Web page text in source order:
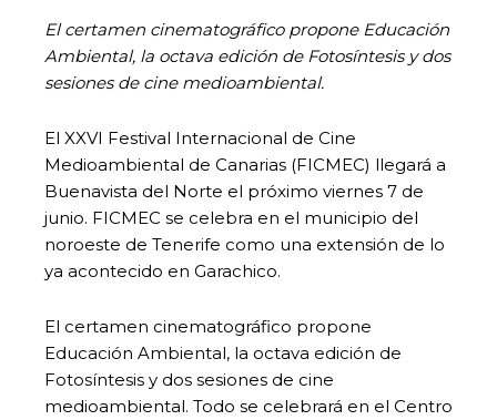
El certamen cinematográfico propone Educación
Ambiental, la octava edición de Fotosíntesis y dos
sesiones de cine medioambiental.
El XXVI Festival Internacional de Cine
Medioambiental de Canarias (FICMEC) llegará a
Buenavista del Norte el próximo viernes 7 de
junio. FICMEC se celebra en el municipio del
noroeste de Tenerife como una extensión de lo
ya acontecido en Garachico.
El certamen cinematográfico propone
Educación Ambiental, la octava edición de
Fotosíntesis y dos sesiones de cine
medioambiental. Todo se celebrará en el Centro